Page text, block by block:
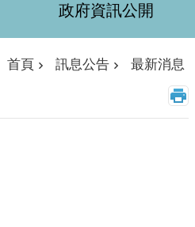
政府資訊公開
首頁 訊息公告 最新消息